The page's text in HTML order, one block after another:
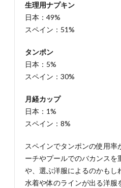
6.1.
こちら
の記事
ック
生理用ナプキン
日本：49%
スペイン：51%
タンポン
日本：5%
スペイン：30%
月経カップ
日本：1%
スペイン：8%
スペインでタンポンの使用
ーチやプールでのバカンスを
や、選ぶ洋服によるのかもし
水着や体のラインが出る洋服